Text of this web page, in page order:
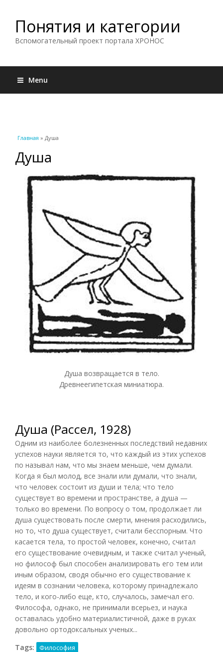
Понятия и категории
Вспомогательный проект портала ХРОНОС
Menu
Вы здесь
Главная » Душа
Душа
Душа возвращается в тело.
Древнеегипетская миниатюра.
Душа (Рассел, 1928)
Одним из наиболее болезненных последствий недавних
успехов науки является то, что каждый из этих успехов
по называл нам, что мы знаем меньше, чем думали.
Когда я был молод, все знали или думали, что знали,
что человек состоит из души и тела; что тело
существует во времени и пространстве, а душа —
только во времени. По вопросу о том, продолжает ли
душа существовать после смерти, мнения расходились,
но то, что душа существует, считали бесспорным. Что
касается тела, то простой человек, конечно, считал
его существование очевидным, и также считал ученый,
но философ был способен анализировать его тем или
иным образом, сводя обычно его существование к
идеям в сознании человека, которому принадлежало
тело, и кого-либо еще, кто, случалось, замечал его.
Философа, однако, не принимали всерьез, и наука
оставалась удобно материалистичной, даже в руках
довольно ортодоксальных ученых...
Tags:
Философия